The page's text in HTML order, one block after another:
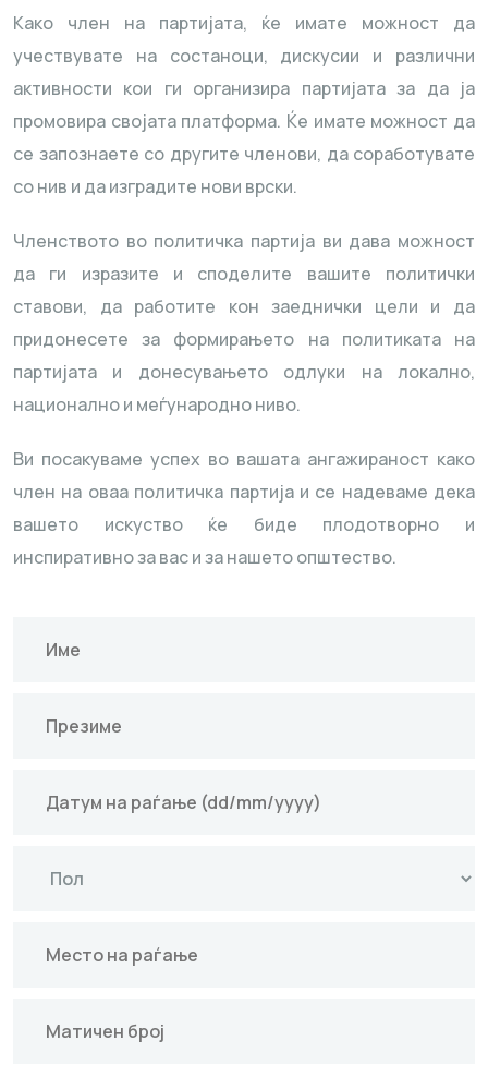
Како член на партијата, ќе имате можност да
учествувате на состаноци, дискусии и различни
активности кои ги организира партијата за да ја
промовира својата платформа. Ќе имате можност да
се запознаете со другите членови, да соработувате
со нив и да изградите нови врски.
Членството во политичка партија ви дава можност
да ги изразите и споделите вашите политички
ставови, да работите кон заеднички цели и да
придонесете за формирањето на политиката на
партијата и донесувањето одлуки на локално,
национално и меѓународно ниво.
Ви посакуваме успех во вашата ангажираност како
член на оваа политичка партија и се надеваме дека
вашето искуство ќе биде плодотворно и
инспиративно за вас и за нашето општество.